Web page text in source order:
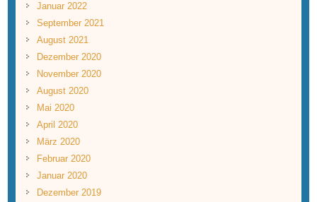
Januar 2022
September 2021
August 2021
Dezember 2020
November 2020
August 2020
Mai 2020
April 2020
März 2020
Februar 2020
Januar 2020
Dezember 2019